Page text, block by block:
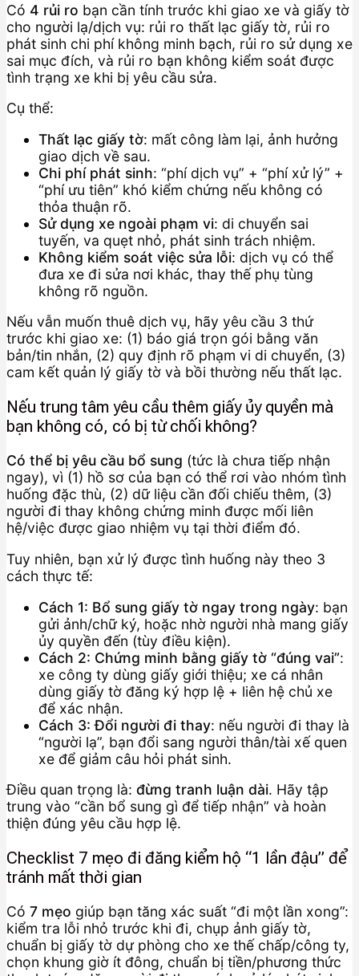
Có 4 rủi ro bạn cần tính trước khi giao xe và giấy tờ
cho người lạ/dịch vụ: rủi ro thất lạc giấy tờ, rủi ro
phát sinh chi phí không minh bạch, rủi ro sử dụng xe
sai mục đích, và rủi ro bạn không kiểm soát được
tình trạng xe khi bị yêu cầu sửa.
Cụ thể:
Thất lạc giấy tờ: mất công làm lại, ảnh hưởng
giao dịch về sau.
Chi phí phát sinh: “phí dịch vụ” + “phí xử lý” +
“phí ưu tiên” khó kiểm chứng nếu không có
thỏa thuận rõ.
Sử dụng xe ngoài phạm vi: di chuyển sai
tuyến, va quẹt nhỏ, phát sinh trách nhiệm.
Không kiểm soát việc sửa lỗi: dịch vụ có thể
đưa xe đi sửa nơi khác, thay thế phụ tùng
không rõ nguồn.
Nếu vẫn muốn thuê dịch vụ, hãy yêu cầu 3 thứ
trước khi giao xe: (1) báo giá trọn gói bằng văn
bản/tin nhắn, (2) quy định rõ phạm vi di chuyển, (3)
cam kết quản lý giấy tờ và bồi thường nếu thất lạc.
Nếu trung tâm yêu cầu thêm giấy ủy quyền mà
bạn không có, có bị từ chối không?
Có thể bị yêu cầu bổ sung (tức là chưa tiếp nhận
ngay), vì (1) hồ sơ của bạn có thể rơi vào nhóm tình
huống đặc thù, (2) dữ liệu cần đối chiếu thêm, (3)
người đi thay không chứng minh được mối liên
hệ/việc được giao nhiệm vụ tại thời điểm đó.
Tuy nhiên, bạn xử lý được tình huống này theo 3
cách thực tế:
Cách 1: Bổ sung giấy tờ ngay trong ngày: bạn
gửi ảnh/chữ ký, hoặc nhờ người nhà mang giấy
ủy quyền đến (tùy điều kiện).
Cách 2: Chứng minh bằng giấy tờ “đúng vai”:
xe công ty dùng giấy giới thiệu; xe cá nhân
dùng giấy tờ đăng ký hợp lệ + liên hệ chủ xe
để xác nhận.
Cách 3: Đổi người đi thay: nếu người đi thay là
“người lạ”, bạn đổi sang người thân/tài xế quen
xe để giảm câu hỏi phát sinh.
Điều quan trọng là: đừng tranh luận dài. Hãy tập
trung vào “cần bổ sung gì để tiếp nhận” và hoàn
thiện đúng yêu cầu hợp lệ.
Checklist 7 mẹo đi đăng kiểm hộ “1 lần đậu” để
tránh mất thời gian
Có 7 mẹo giúp bạn tăng xác suất “đi một lần xong”:
kiểm tra lỗi nhỏ trước khi đi, chụp ảnh giấy tờ,
chuẩn bị giấy tờ dự phòng cho xe thế chấp/công ty,
chọn khung giờ ít đông, chuẩn bị tiền/phương thức